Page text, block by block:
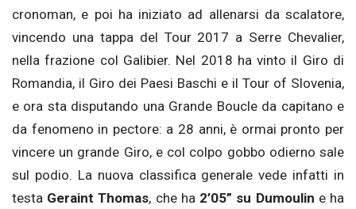
cronoman, e poi ha iniziato ad allenarsi da scalatore,
vincendo una tappa del Tour 2017 a Serre Chevalier,
nella frazione col Galibier. Nel 2018 ha vinto il Giro di
Romandia, il Giro dei Paesi Baschi e il Tour of Slovenia,
e ora sta disputando una Grande Boucle da capitano e
da fenomeno in pectore: a 28 anni, è ormai pronto per
vincere un grande Giro, e col colpo gobbo odierno sale
sul podio. La nuova classifica generale vede infatti in
testa Geraint Thomas, che ha 2’05” su Dumoulin e ha